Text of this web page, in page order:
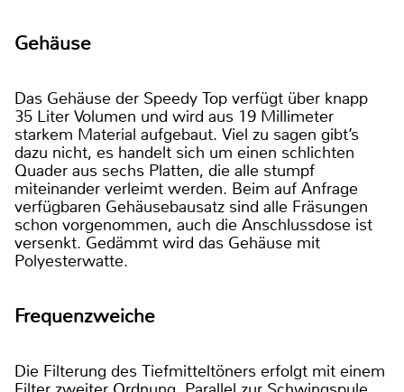
Gehäuse
Das Gehäuse der Speedy Top verfügt über knapp
35 Liter Volumen und wird aus 19 Millimeter
starkem Material aufgebaut. Viel zu sagen gibt’s
dazu nicht, es handelt sich um einen schlichten
Quader aus sechs Platten, die alle stumpf
miteinander verleimt werden. Beim auf Anfrage
verfügbaren Gehäusebausatz sind alle Fräsungen
schon vorgenommen, auch die Anschlussdose ist
versenkt. Gedämmt wird das Gehäuse mit
Polyesterwatte.
Frequenzweiche
Die Filterung des Tiefmitteltöners erfolgt mit einem